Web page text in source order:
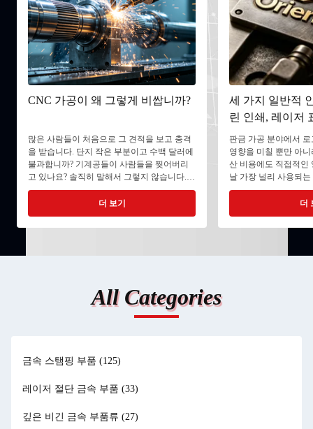
CNC 가공이 왜 그렇게 비쌉니까?
많은 사람들이 처음으로 그 견적을 보고 충격
을 받습니다. 단지 작은 부분이고 수백 달러에
불과합니까? 기계공들이 사람들을 찢어버리
고 있나요? 솔직히 말해서 그렇지 않습니다.
CNC 가공은 여러 가지가 추가되기 때문에 비
용이 많이 듭니다. 첫째, 기계 자체가 엄청나게
비쌉니다. 기본 3축 머시닝 센터의 가격은 최
소 2만~3만 달러입니다. 좋은 4축 또는 5축 기
더 보기
세 가지 일반적
린 인쇄, 레이저
핑?
판금 가공 분야에서
영향을 미칠 뿐만 아
산 비용에도 직접적인
날 가장 널리 사용되
인쇄, 레이저 마킹, 스
용 분야가 있습니다.
린을 통해 판금 부품
그래픽을 형성합니다.
더
All Categories
금속 스탬핑 부품 (125)
레이저 절단 금속 부품 (33)
깊은 비긴 금속 부품류 (27)